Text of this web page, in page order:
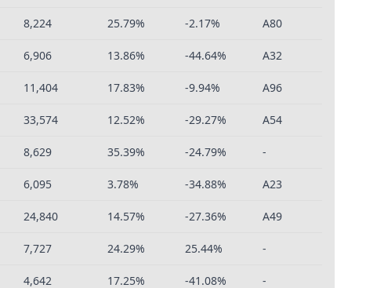
8,224 25.79% -2.17% A80
6,906 13.86% -44.64% A32
11,404 17.83% -9.94% A96
33,574 12.52% -29.27% A54
8,629 35.39% -24.79% -
6,095 3.78% -34.88% A23
24,840 14.57% -27.36% A49
7,727 24.29% 25.44% -
4,642 17.25% -41.08% -